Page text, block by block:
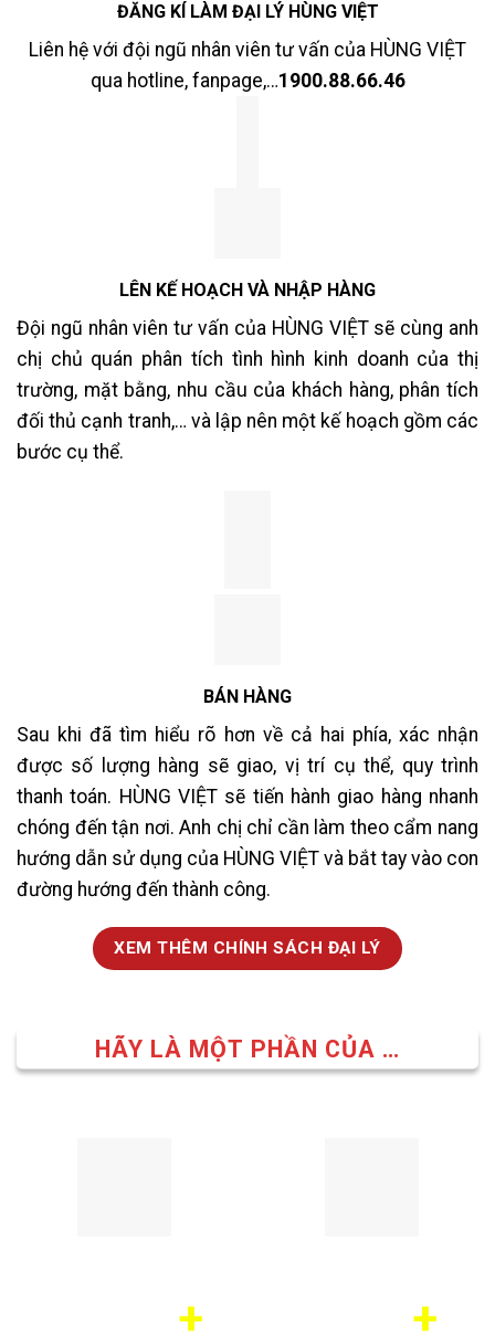
ĐĂNG KÍ LÀM ĐẠI LÝ HÙNG VIỆT
Liên hệ với đội ngũ nhân viên tư vấn của HÙNG VIỆT
qua hotline, fanpage,…1900.88.66.46
LÊN KẾ HOẠCH VÀ NHẬP HÀNG
Đội ngũ nhân viên tư vấn của HÙNG VIỆT sẽ cùng anh
chị chủ quán phân tích tình hình kinh doanh của thị
trường, mặt bằng, nhu cầu của khách hàng, phân tích
đối thủ cạnh tranh,… và lập nên một kế hoạch gồm các
bước cụ thể.
BÁN HÀNG
Sau khi đã tìm hiểu rõ hơn về cả hai phía, xác nhận
được số lượng hàng sẽ giao, vị trí cụ thể, quy trình
thanh toán. HÙNG VIỆT sẽ tiến hành giao hàng nhanh
chóng đến tận nơi. Anh chị chỉ cần làm theo cẩm nang
hướng dẫn sử dụng của HÙNG VIỆT và bắt tay vào con
đường hướng đến thành công.
XEM THÊM CHÍNH SÁCH ĐẠI LÝ
HÃY LÀ MỘT PHẦN CỦA …
+ +